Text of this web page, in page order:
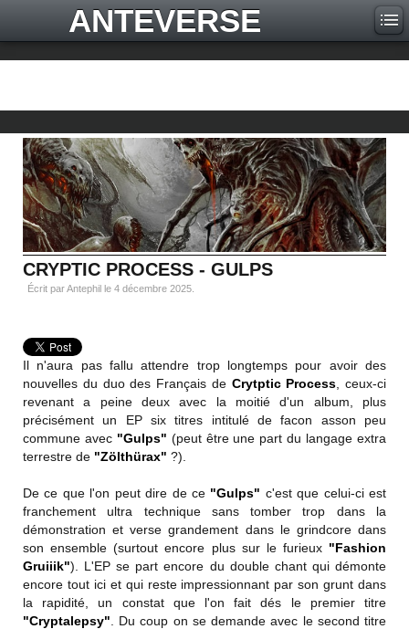
ANTEVERSE
CRYPTIC PROCESS - GULPS
Écrit par Antephil le 4 décembre 2025
Il n'aura pas fallu attendre trop longtemps pour avoir des
nouvelles du duo des Français deCrytptic Process , ceux-ci
revenant a peine deux avec la moitié d'un album, plus
précisément un EP six titres intitulé de facon asson peu
commune avec "Gulps" (peut être une part du langage extra
terrestre de "Zölthürax" ?).
De ce que l'on peut dire de ce "Gulps" c'est que celui-ci est
franchement ultra technique sans tomber trop dans la
démonstration et verse grandement dans le grindcore dans
son ensemble (surtout encore plus sur le furieux "Fashion
Gruiiik"). L'EP se part encore du double chant qui démonte
encore tout ici et qui reste impressionnant par son grunt dans
la rapidité, un constat que l'on fait dés le premier titre
"Cryptalepsy" . Du coup on se demande avec le second titre